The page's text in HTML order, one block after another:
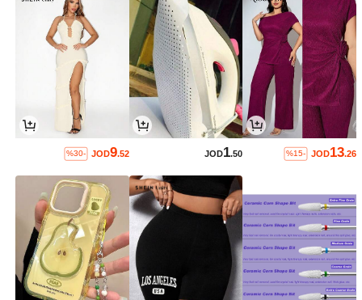
JOD13.26
%15-
JOD1.50
JOD9.52
%30-